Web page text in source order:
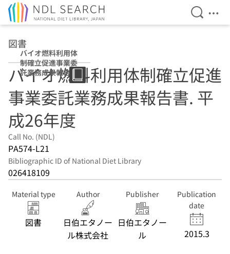
Open
図書
バイオ燃料利用体
制確立促進事業委
託業務成果報告書
平成26年度
バイオ燃料利用体制確立促進
事業委託業務成果報告書. 平
成26年度
Call No. (NDL)
PA574-L21
Bibliographic ID of National Diet Library
026418109
Material type
図書
Author
日伯エタノー
ル株式会社
Publisher
日伯エタノー
ル
Publication
date
2015.3